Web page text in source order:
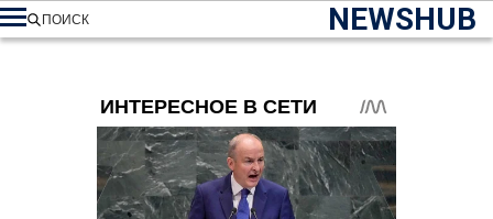
NEWSHUB
ПОИСК